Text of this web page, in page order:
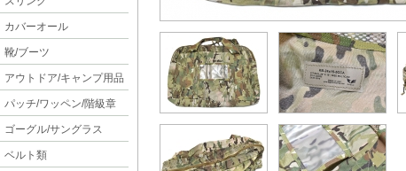
カバーオール
靴/ブーツ
アウトドア/キャンプ用品
パッチ/ワッペン/階級章
ゴーグル/サングラス
ベルト類